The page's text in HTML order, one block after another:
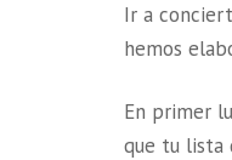
Ir a
hemos
En primer
que tu lista